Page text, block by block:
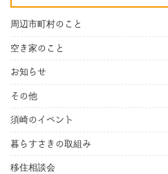
周辺市町村のこと
空き家のこと
お知らせ
その他
須崎のイベント
暮らすさきの取組み
移住相談会